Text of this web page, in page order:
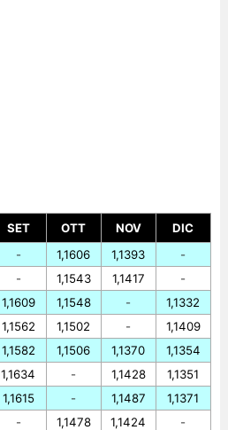
SET OTT NOV
DIC
-
-
1,1609
1,1562
1,1582
1,1634
1,1615
-
1,1606
1,1543
1,1548
1,1502
1,1506
-
-
1,1478
1,1393
1,1417
-
-
1,1370
1,1428
1,1487
1,1424
-
-
1,1332
1,1409
1,1354
1,1351
1,1371
-